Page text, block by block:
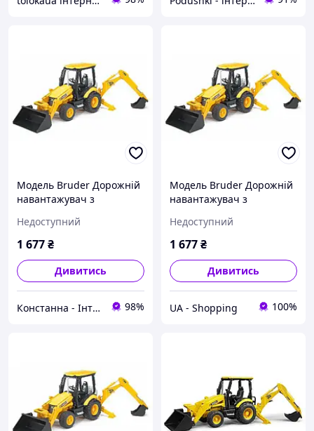
Модель Bruder Дорожній
навантажувач з
1:16
Недоступний
1 677₴
Дивитись
Констанна - Інтернет Магазин Іграшок 98%
Модель Bruder Дорожній
навантажувач з
1:16 (02427)
Недоступний
1 677₴
Дивитись
UA - Shopping 100%